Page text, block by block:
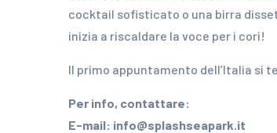
cocktail sofisticato o una birra
inizia a riscaldare la voce per i cori!
Il primo appuntamento dell’Italia si
Per info, contattare:
E-mail: info@splashseapark.it